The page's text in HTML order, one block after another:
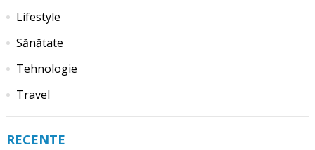
Lifestyle
Sănătate
Tehnologie
Travel
RECENTE